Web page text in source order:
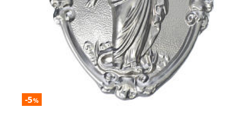
-5%